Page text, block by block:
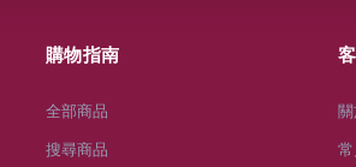
購物指南
全部商品
搜尋商品